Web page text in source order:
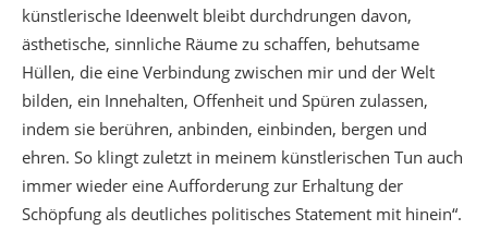
künstlerische Ideenwelt bleibt durchdrungen davon,
ästhetische, sinnliche Räume zu schaffen, behutsame
Hüllen, die eine Verbindung zwischen mir und der Welt
bilden, ein Innehalten, Offenheit und Spüren zulassen,
indem sie berühren, anbinden, einbinden, bergen und
ehren. So klingt zuletzt in meinem künstlerischen Tun auch
immer wieder eine Aufforderung zur Erhaltung der
Schöpfung als deutliches politisches Statement mit hinein“.